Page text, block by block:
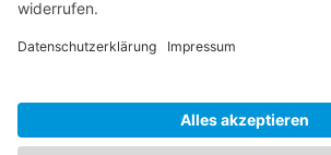
Was habt ihr euch zuletzt
LarsKlars 3. März 2025 um 10:08
Kontakt